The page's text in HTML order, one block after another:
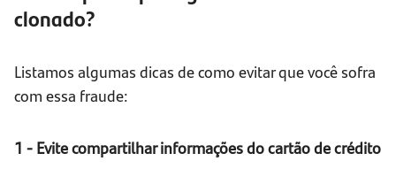
clonado?
Listamos algumas dicas de como evitar que você sofra
com essa fraude:
1 - Evite compartilhar informações do cartão de crédito